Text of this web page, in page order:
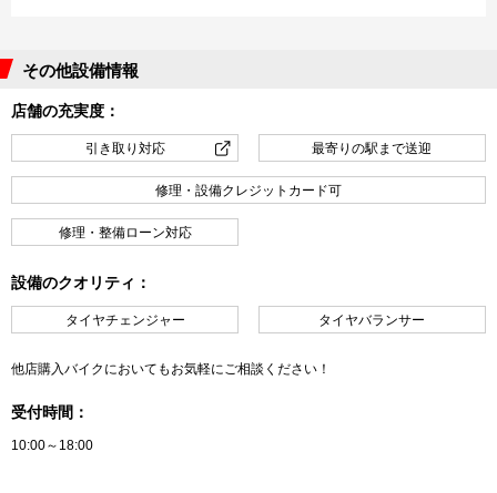
その他設備情報
店舗の充実度：
引き取り対応 最寄りの駅まで送迎
修理・設備クレジットカード可
修理・整備ローン対応
設備のクオリティ：
タイヤチェンジャー タイヤバランサー
他店購入バイクにおいてもお気軽にご相談ください！
受付時間：
10:00～18:00